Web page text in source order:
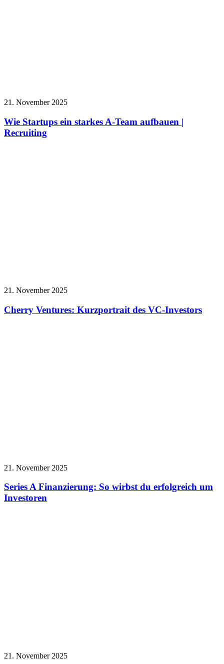
21. November 2025
Wie Startups ein starkes A-Team aufbauen |
Recruiting
21. November 2025
Cherry Ventures: Kurzportrait des VC-Investors
21. November 2025
Series A Finanzierung: So wirbst du erfolgreich um
Investoren
21. November 2025